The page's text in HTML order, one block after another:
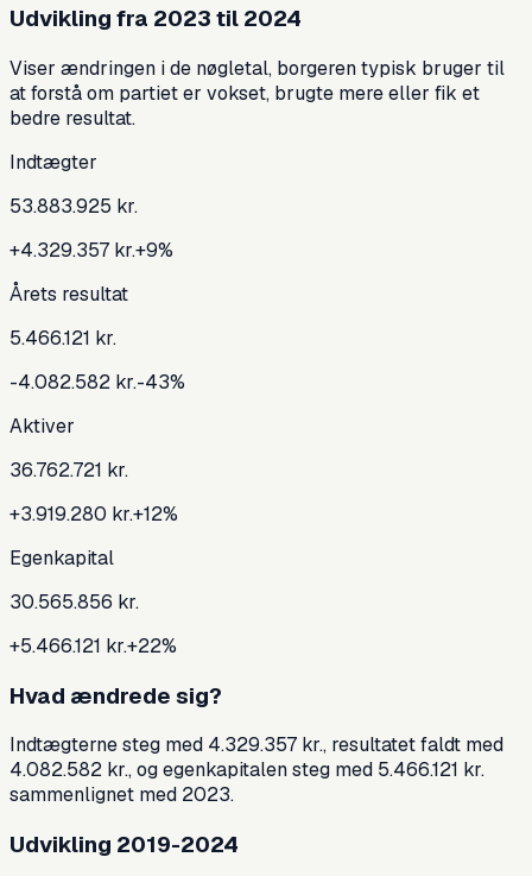
Udvikling fra 2023 til 2024
Viser ændringen i de nøgletal, borgeren typisk bruger til
at forstå om partiet er vokset, brugte mere eller fik et
bedre resultat.
Indtægter
53.883.925 kr.
+4.329.357 kr.+9%
Årets resultat
5.466.121 kr.
-4.082.582 kr.-43%
Aktiver
36.762.721 kr.
+3.919.280 kr.+12%
Egenkapital
30.565.856 kr.
+5.466.121 kr.+22%
Hvad ændrede sig?
Indtægterne steg med 4.329.357 kr., resultatet faldt med
4.082.582 kr., og egenkapitalen steg med 5.466.121 kr.
sammenlignet med 2023.
Udvikling 2019-2024